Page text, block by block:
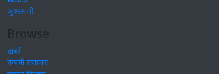
ગુજરાતી
Browse
खबरें
कंपनी समाचार